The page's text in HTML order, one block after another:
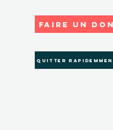
Faire un
Quitter